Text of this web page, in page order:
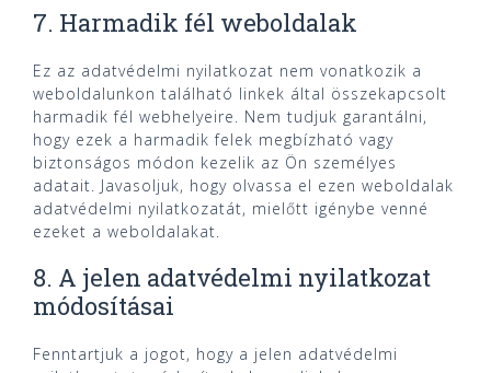
7. Harmadik fél weboldalak
Ez az adatvédelmi nyilatkozat nem vonatkozik a
weboldalunkon található linkek által összekapcsolt
harmadik fél webhelyeire. Nem tudjuk garantálni,
hogy ezek a harmadik felek megbízható vagy
biztonságos módon kezelik az Ön személyes
adatait. Javasoljuk, hogy olvassa el ezen weboldalak
adatvédelmi nyilatkozatát, mielőtt igénybe venné
ezeket a weboldalakat.
8. A jelen adatvédelmi nyilatkozat
módosításai
Fenntartjuk a jogot, hogy a jelen adatvédelmi